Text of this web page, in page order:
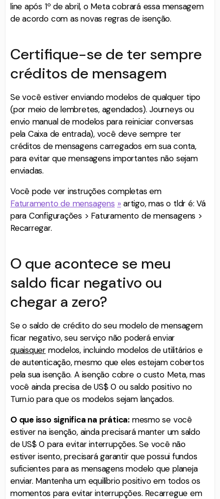
line após 1º de abril, o Meta cobrará essa mensagem
de acordo com as novas regras de isenção.
Certifique-se de ter sempre
créditos de mensagem
Se você estiver enviando modelos de qualquer tipo
(por meio de lembretes, agendados). Journeys ou
envio manual de modelos para reiniciar conversas
pela Caixa de entrada), você deve sempre ter
créditos de mensagens carregados em sua conta,
para evitar que mensagens importantes não sejam
enviadas.
Você pode ver instruções completas em
Faturamento de mensagens » artigo, mas o tldr é: Vá
para Configurações > Faturamento de mensagens >
Recarregar.
O que acontece se meu
saldo ficar negativo ou
chegar a zero?
Se o saldo de crédito do seu modelo de mensagem
ficar negativo, seu serviço não poderá enviar
quaisquer modelos, incluindo modelos de utilitários e
de autenticação, mesmo que eles estejam cobertos
pela sua isenção. A isenção cobre o custo Meta, mas
você ainda precisa de US$ 0 ou saldo positivo no
Turn.io para que os modelos sejam lançados.
O que isso significa na prática:mesmo se você
estiver na isenção, ainda precisará manter um saldo
de US$ 0 para evitar interrupções. Se você não
estiver isento, precisará garantir que possui fundos
suficientes para as mensagens modelo que planeja
enviar. Mantenha um equilíbrio positivo em todos os
momentos para evitar interrupções. Recarregue em